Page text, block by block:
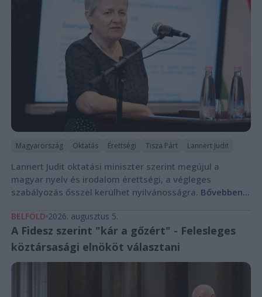
Magyarország Oktatás Érettségi Tisza Párt Lannert Judit
Lannert Judit oktatási miniszter szerint megújul a
magyar nyelv és irodalom érettségi, a végleges
szabályozás ősszel kerülhet nyilvánosságra. Bővebben...
BELFÖLD 2026. augusztus 5.
A Fidesz szerint "kár a gőzért" - Felesleges
köztársasági elnököt választani